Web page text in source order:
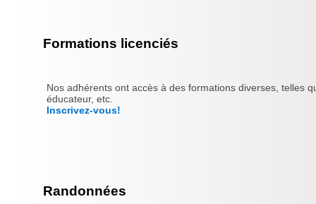
Formations licenciés
Nos adhérents ont accès à des formations diverses, telles
éducateur, etc.
Inscrivez-vous!
Randonnées